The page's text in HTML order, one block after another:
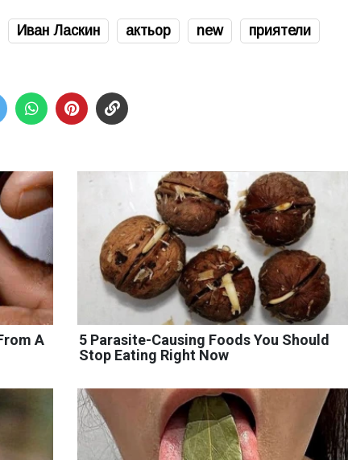
Иван Ласкин актьор new
приятели
A
5 Parasite-Causing Foods You Should
Stop Eating Right Now